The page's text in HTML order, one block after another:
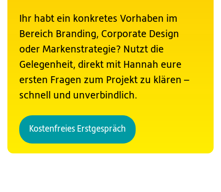
Ihr habt ein konkretes Vorhaben im
Bereich Branding, Corporate Design
oder Markenstrategie? Nutzt die
Gelegenheit, direkt mit Hannah eure
ersten Fragen zum Projekt zu klären –
schnell und unverbindlich.
Kostenfreies Erstgespräch